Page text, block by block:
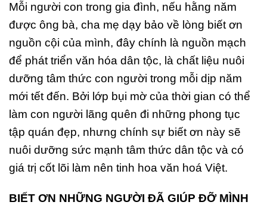
Mỗi người con trong gia đình, nếu hằng năm
được ông bà, cha mẹ dạy bảo về lòng biết ơn
nguồn cội của mình, đây chính là nguồn mạch
để phát triển văn hóa dân tộc, là chất liệu nuôi
dưỡng tâm thức con người trong mỗi dịp năm
mới tết đến. Bởi lớp bụi mờ của thời gian có thể
làm con người lãng quên đi những phong tục
tập quán đẹp, nhưng chính sự biết ơn này sẽ
nuôi dưỡng sức mạnh tâm thức dân tộc và có
giá trị cốt lõi làm nên tinh hoa văn hoá Việt.
BIẾT ƠN NHỮNG NGƯỜI ĐÃ GIÚP ĐỠ MÌNH